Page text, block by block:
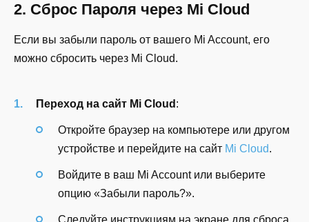
2. Сброс Пароля через Mi Cloud
Если вы забыли пароль от вашего Mi Account, его
можно сбросить через Mi Cloud.
Переход на сайт Mi Cloud :
Откройте браузер на компьютере или другом
устройстве и перейдите на сайт Mi Cloud.
Войдите в ваш Mi Account или выберите
опцию «Забыли пароль?».